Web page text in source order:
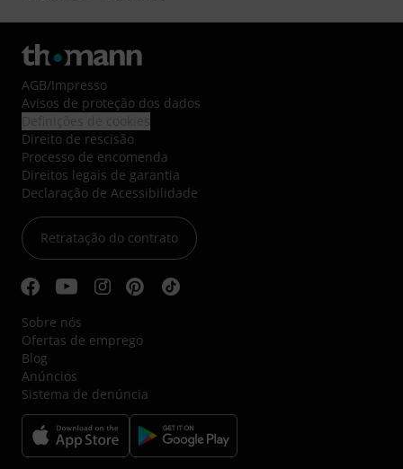
AGB/Impresso
Avisos de proteção dos dados
Direito de rescisão
Processo de encomenda
Direitos legais de garantia
Declaração de Acessibilidade
Retratação do contrato
Sobre nós
Ofertas de emprego
Blog
Anúncios
Sistema de denúncia